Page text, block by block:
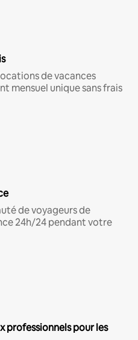
de vacances
mensuel unique sans frais
de voyageurs de
24h/24 pendant votre
professionnels pour les